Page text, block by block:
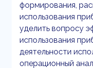
формирования,
использования
уделить вопросу
использования
деятельности
операционный